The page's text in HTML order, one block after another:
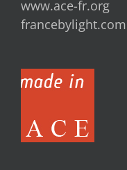
www.ace-fr.org
francebylight.com